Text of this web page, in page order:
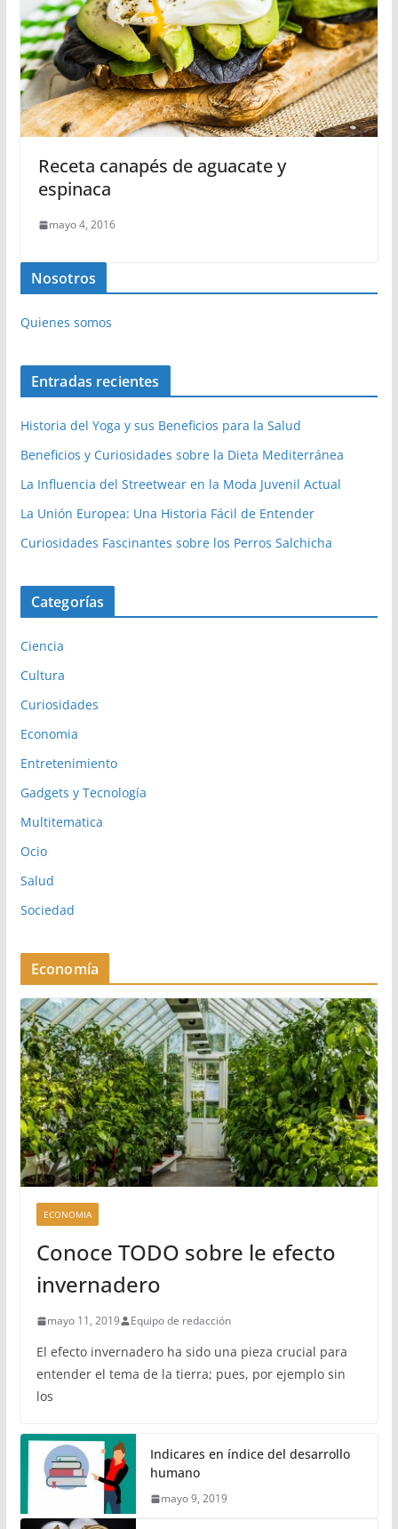
Receta canapés de aguacate y
espinaca
mayo 4, 2016
Nosotros
Quienes somos
Entradas recientes
Historia del Yoga y sus Beneficios para la Salud
Beneficios y Curiosidades sobre la Dieta Mediterránea
La Influencia del Streetwear en la Moda Juvenil Actual
La Unión Europea: Una Historia Fácil de Entender
Curiosidades Fascinantes sobre los Perros Salchicha
Categorías
Ciencia
Cultura
Curiosidades
Economia
Entretenimiento
Gadgets y Tecnología
Multitematica
Ocio
Salud
Sociedad
Economía
ECONOMIA
Conoce TODO sobre le efecto
invernadero
mayo 11, 2019 Equipo de redacción
El efecto invernadero ha sido una pieza crucial para
entender el tema de la tierra; pues, por ejemplo sin
los
Indicares en índice del desarrollo
humano
mayo 9, 2019